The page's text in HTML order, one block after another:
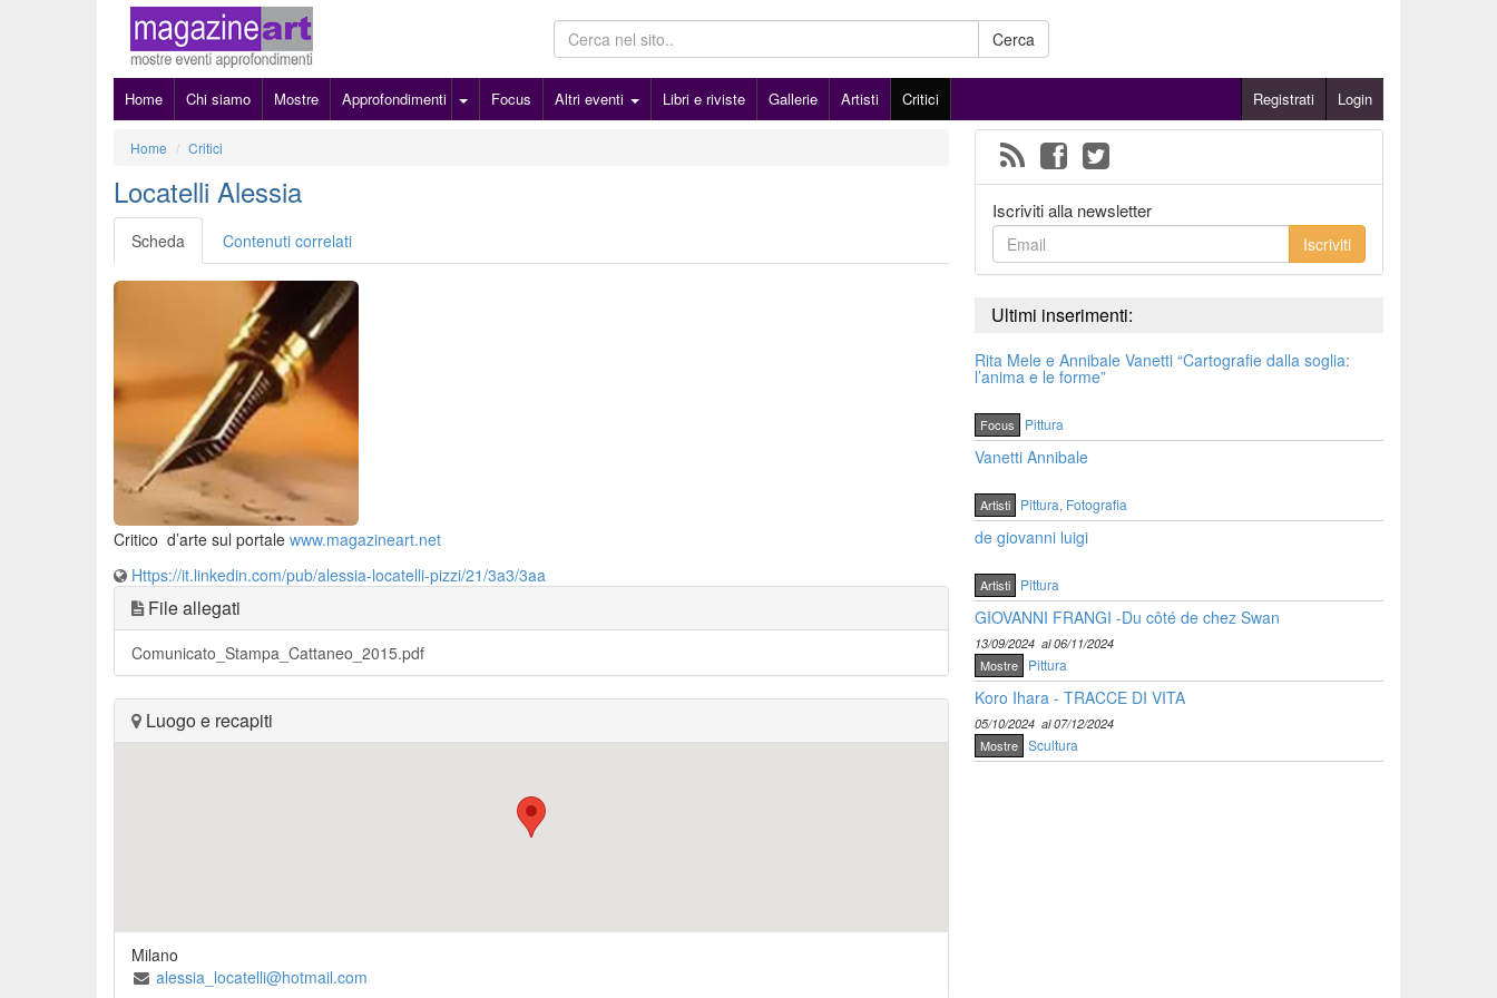
Cerca
Home Chi siamo Mostre Approfondimenti Focus Altri eventi Libri e riviste Gallerie Artisti Critici Registrati Login
Home Critici
Locatelli Alessia
Scheda Contenuti correlati
Critico d’arte sul portale www.magazineart.net
Https://it.linkedin.com/pub/alessia-locatelli-pizzi/21/3a3/3aa
File allegati
Comunicato_Stampa_Cattaneo_2015.pdf
Luogo e recapiti
Milano
alessia_locatelli@hotmail.com
Iscriviti alla newsletter
Iscriviti
Ultimi inserimenti:
Rita Mele e Annibale Vanetti “Cartografie dalla soglia:
l’anima e le forme”
Focus Pittura
Vanetti Annibale
Artisti Pittura, Fotografia
de giovanni luigi
Artisti Pittura
GIOVANNI FRANGI -Du côté de chez Swan
13/09/2024 al 06/11/2024
Mostre Pittura
Koro Ihara - TRACCE DI VITA
05/10/2024 al 07/12/2024
Mostre Scultura